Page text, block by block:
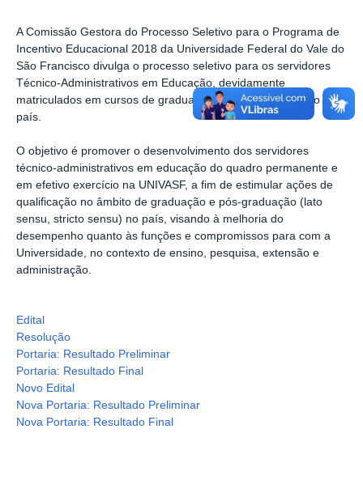
A Comissão Gestora do Processo Seletivo para o Programa de
Incentivo Educacional 2018 da Universidade Federal do Vale do
São Francisco divulga o processo seletivo para os servidores
Técnico-Administrativos em Educação, devidamente
matriculados em cursos de graduação e pós-graduação no
país.
O objetivo é promover o desenvolvimento dos servidores
técnico-administrativos em educação do quadro permanente e
em efetivo exercício na UNIVASF, a fim de estimular ações de
qualificação no âmbito de graduação e pós-graduação (lato
sensu, stricto sensu) no país, visando à melhoria do
desempenho quanto às funções e compromissos para com a
Universidade, no contexto de ensino, pesquisa, extensão e
administração.
Edital
Resolução
Portaria: Resultado Preliminar
Portaria: Resultado Final
Novo Edital
Nova Portaria: Resultado Preliminar
Nova Portaria: Resultado Final